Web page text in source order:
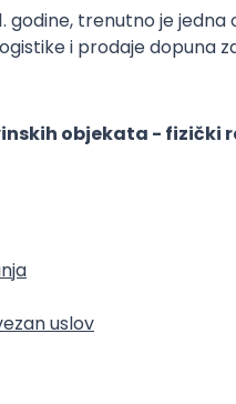
godine, trenutno je
i prodaje dopuna
objekata - fizički
uslov